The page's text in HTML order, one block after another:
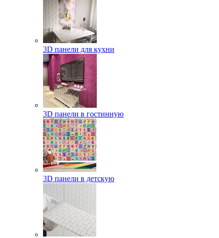
3D панели для кухни
3D панели в гостинную
3D панели в детскую